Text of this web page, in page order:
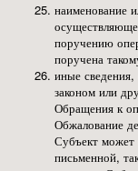
наименование
поручению
поручена
иные
законом или
Обращения к
Обжалование
Субъект может
письменной,
+7
Даю согласие на